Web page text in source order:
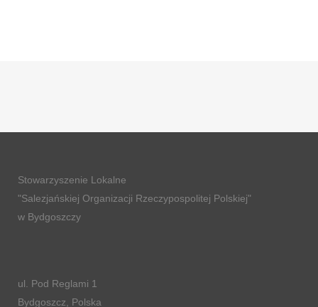
Stowarzyszenie Lokalne
"Salezjańskiej Organizacji Rzeczypospolitej Polskiej"
w Bydgoszczy
ul. Pod Reglami 1
Bydgoszcz, Polska